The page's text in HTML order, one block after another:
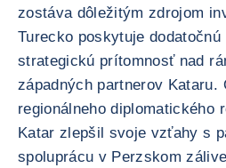
zostáva dôležitým zdrojom
Turecko poskytuje
strategickú prítomnosť nad
západných partnerov Kataru.
regionálneho diplomatického
Katar zlepšil svoje vzťahy s
spoluprácu v Perzskom